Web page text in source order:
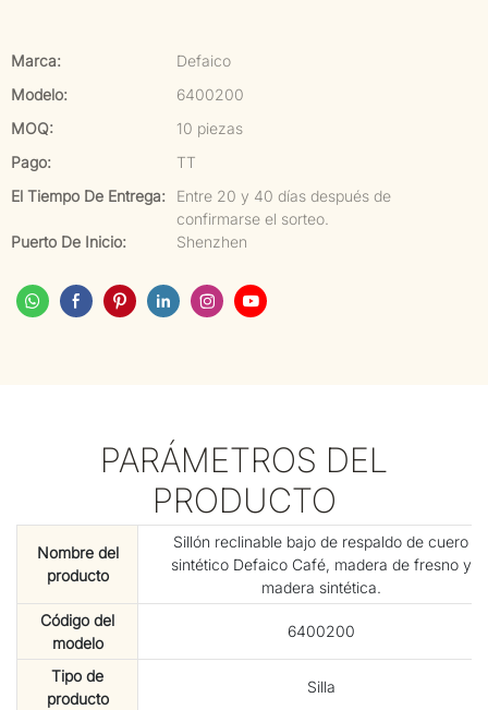
Marca:
Defaico
Modelo:
6400200
MOQ:
10 piezas
Pago:
TT
El Tiempo De Entrega:
Entre 20 y 40 días después de
confirmarse el sorteo.
Puerto De Inicio:
Shenzhen
PARÁMETROS DEL
PRODUCTO
Nombre del
producto
Sillón reclinable bajo de respaldo de cuero
sintético Defaico Café, madera de fresno y
madera sintética.
Código del
modelo
6400200
Tipo de
producto
Silla